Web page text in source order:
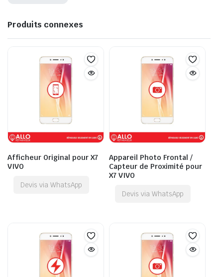
Produits connexes
Afficheur Original pour X7
VIVO
Devis via WhatsApp
Appareil Photo Frontal /
Capteur de Proximité pour
X7 VIVO
Devis via WhatsApp